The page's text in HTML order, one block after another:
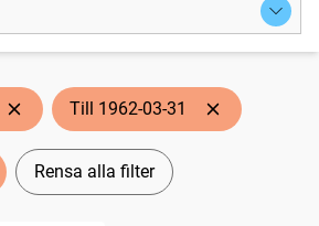
Till 1962-03-31
Rensa alla filter